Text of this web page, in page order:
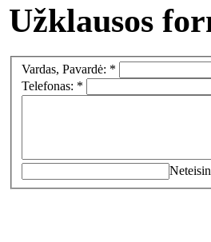
Užklausos
Vardas, Pavardė: *
Telefonas: *